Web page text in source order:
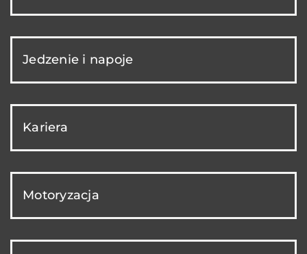
Jedzenie i napoje
Kariera
Motoryzacja